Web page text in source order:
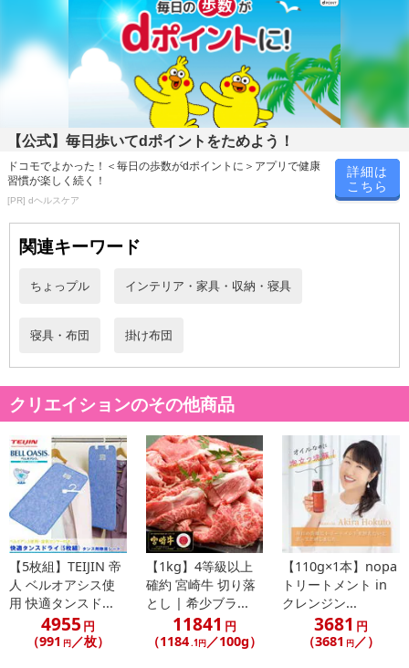
【公式】毎日歩いてdポイントをためよう！
ドコモでよかった！＜毎日の歩数がdポイントに＞アプリで健康
習慣が楽しく続く！
[PR] dヘルスケア
詳細は
こちら
関連キーワード
ちょっプル インテリア・家具・収納・寝具
寝具・布団 掛け布団
クリエイションのその他商品
【5枚組】TEIJIN 帝
人 ベルオアシス使
用 快適タンスド...
4955 円
（991 円／枚）
【1kg】4等級以上
確約 宮崎牛 切り落
とし | 希少ブラ...
11841 円
（1184.1円／100g）
【110g×1本】nopa
トリートメント in
クレンジン...
3681 円
（3681 円／）